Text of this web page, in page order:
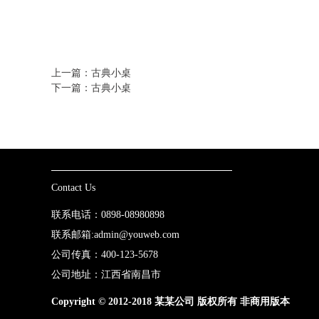
上一篇：古典小桌
下一篇：古典小桌
Contact Us
联系电话：0898-08980898
联系邮箱:admin@youweb.com
公司传真：400-123-5678
公司地址：江西省南昌市
Copyright © 2012-2018 某某公司 版权所有 非商用版本